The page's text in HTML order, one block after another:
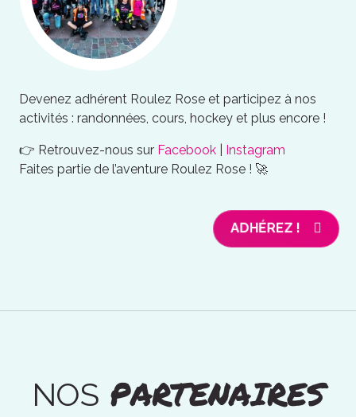
Devenez adhérent Roulez Rose et participez à nos
activités : randonnées, cours, hockey et plus encore !
👉 Retrouvez-nous sur Facebook
Instagram
Faites partie de l’aventure Roulez Rose ! 🚀
ADHÉREZ !
NOSPARTENAIRES